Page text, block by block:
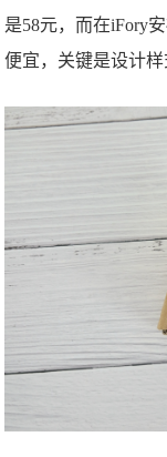
是58元，而在iFory
便宜，关键是设计样